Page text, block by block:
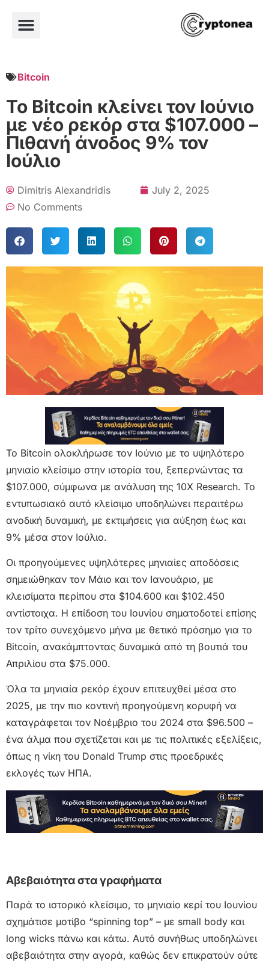
Bitcoin
Το Bitcoin κλείνει τον Ιούνιο
με νέο ρεκόρ στα $107.000 –
Πιθανή άνοδος 9% τον
Ιούλιο
Dimitris Alexandridis
July 2, 2025
No Comments
Το Bitcoin ολοκλήρωσε τον Ιούνιο με το υψηλότερο
μηνιαίο κλείσιμο στην ιστορία του, ξεπερνώντας τα
$107.000, σύμφωνα με ανάλυση της 10X Research. Το
εντυπωσιακό αυτό κλείσιμο υποδηλώνει περαιτέρω
ανοδική δυναμική, με εκτιμήσεις για αύξηση έως και
9% μέσα στον Ιούλιο.
Οι προηγούμενες υψηλότερες μηνιαίες αποδόσεις
σημειώθηκαν τον Μάιο και τον Ιανουάριο, με
κλεισίματα περίπου στα $104.600 και $102.450
αντίστοιχα. Η επίδοση του Ιουνίου σηματοδοτεί επίσης
τον τρίτο συνεχόμενο μήνα με θετικό πρόσημο για το
Bitcoin, ανακάμπτοντας δυναμικά από τη βουτιά του
Απριλίου στα $75.000.
Όλα τα μηνιαία ρεκόρ έχουν επιτευχθεί μέσα στο
2025, με την πιο κοντινή προηγούμενη κορυφή να
καταγράφεται τον Νοέμβριο του 2024 στα $96.500 –
ένα άλμα που σχετίζεται και με τις πολιτικές εξελίξεις,
όπως η νίκη του Donald Trump στις προεδρικές
εκλογές των ΗΠΑ.
Αβεβαιότητα στα γραφήματα
Παρά το ιστορικό κλείσιμο, το μηνιαίο κερί του Ιουνίου
σχημάτισε μοτίβο “spinning top” – με small body και
long wicks πάνω και κάτω. Αυτό συνήθως υποδηλώνει
αβεβαιότητα στην αγορά, καθώς δεν επικρατούν ούτε